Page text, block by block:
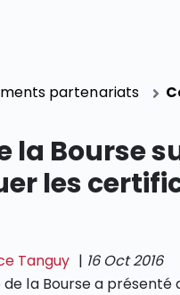
partenariats
la Bourse
les
Tanguy | 16 Oct 2016
la Bourse a présenté